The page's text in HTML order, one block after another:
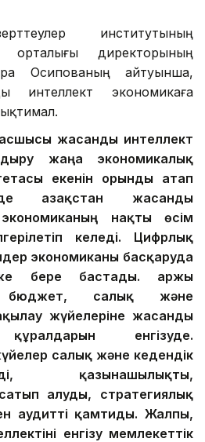
институтының
орталығы директорының
Осипованың айтуынша,
интеллект экономикаға
ықтимал.
жасанды интеллект
жаңа экономикалық
екенін орынды атап
Қазақстан жасанды
экономиканың нақты өсім
келеді. Цифрлық
экономиканы басқаруда
бере бастады. Қаржы
бюджет, салық және
жүйелеріне жасанды
енгізуде.
салық және кедендік
қазынашылықты,
алуды, стратегиялық
аудитті қамтиды. Жалпы,
ні енгізу мемлекеттік